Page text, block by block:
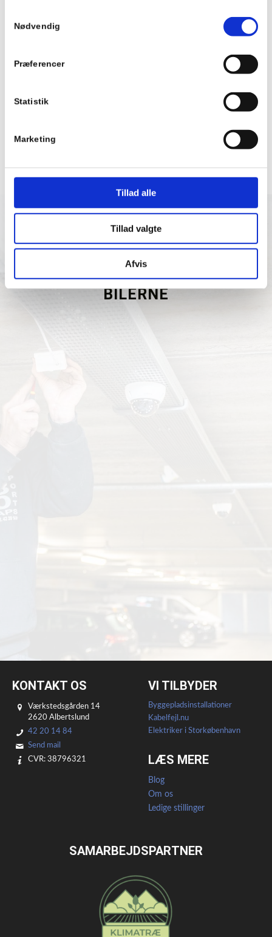
Nødvendig
Præferencer
Statistik
Marketing
Tillad alle
Tillad valgte
Afvis
REBO SUPPORT APS ER
HJERTEPILOTER,
VI HAR HJERTESTARTER I
BILERNE
KONTAKT OS
Værkstedsgården 14
2620 Albertslund
42 20 14 84
Send mail
CVR: 38796321
VI TILBYDER
Byggepladsinstallationer
Kabelfejl.nu
Elektriker i Storkøbenhavn
LÆS MERE
Blog
Om os
Ledige stillinger
SAMARBEJDSPARTNER